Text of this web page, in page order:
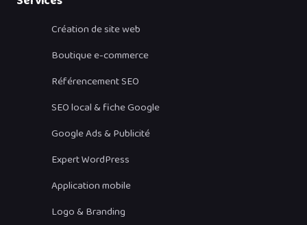
Création de site web
Boutique e-commerce
Référencement SEO
SEO local & fiche Google
Google Ads & Publicité
Expert WordPress
Application mobile
Logo & Branding